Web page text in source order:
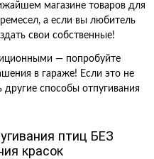
магазине товаров для
а если вы любитель
свои собственные!
— попробуйте
в гараже! Если это не
способы отпугивания
птиц БЕЗ
красок